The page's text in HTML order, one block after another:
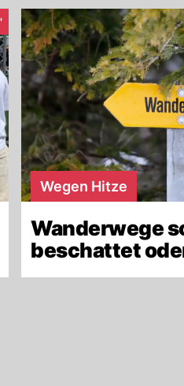
veröffentlicht:
Wegen Hitze
Wanderwege
beschattet